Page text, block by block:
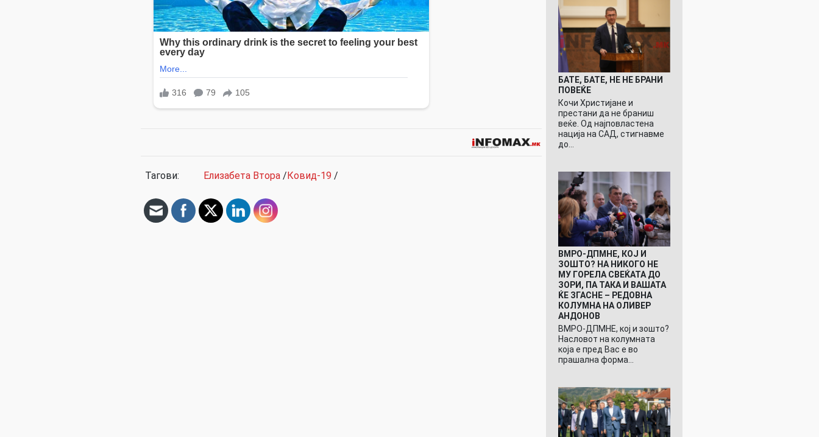
Тагови: Елизабета Втора /Ковид-19 /
БАТЕ, БАТЕ, НЕ НЕ БРАНИ
ПОВЕЌЕ
Кочи Христијане и
престани да не браниш
веќе. Од најповластена
нација на САД, стигнавме
до…
ВМРО-ДПМНЕ, КОЈ И
ЗОШТО? НА НИКОГО НЕ
МУ ГОРЕЛА СВЕЌАТА ДО
ЗОРИ, ПА ТАКА И ВАШАТА
ЌЕ ЗГАСНЕ – РЕДОВНА
КОЛУМНА НА ОЛИВЕР
АНДОНОВ
ВМРО-ДПМНЕ, кој и зошто?
Насловот на колумната
која е пред Вас е во
прашална форма…